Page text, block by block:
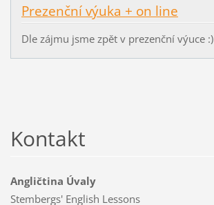
Prezenční výuka + on line
Dle zájmu jsme zpět v prezenční výuce :)
Kontakt
Angličtina Úvaly
Stembergs' English Lessons